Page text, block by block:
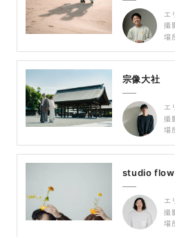
エ
撮
場
宗像大社
エ
撮
場
studio
エ
撮
場